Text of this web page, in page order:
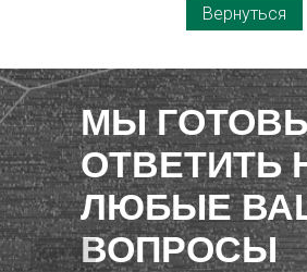
Вернуться
МЫ
ОТВЕТИТЬ
ЛЮБЫЕ
ВОПРОСЫ